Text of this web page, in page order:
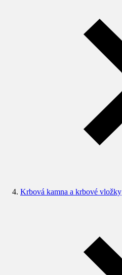
Krbová kamna a krbové vložky